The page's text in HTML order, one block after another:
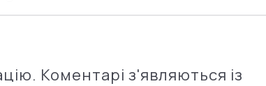
Коментарі з'являються із